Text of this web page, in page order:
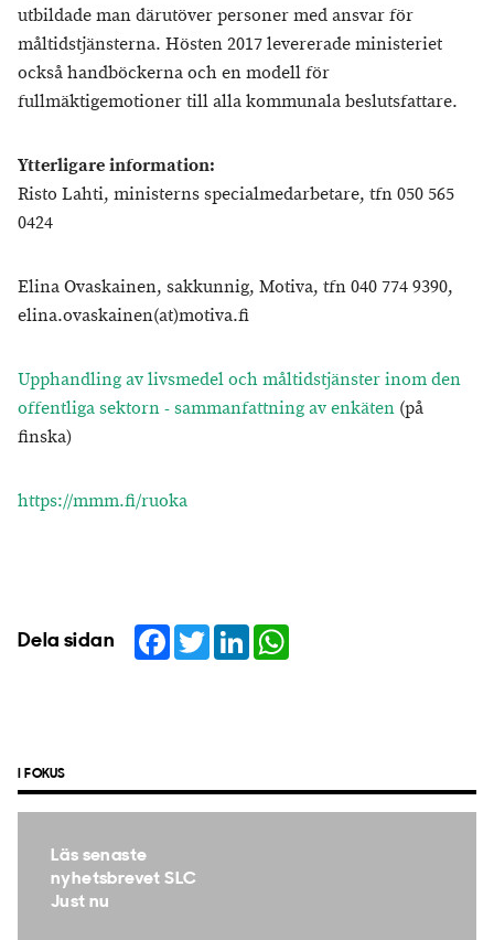
utbildade man därutöver personer med ansvar för
måltidstjänsterna. Hösten 2017 levererade ministeriet
också handböckerna och en modell för
fullmäktigemotioner till alla kommunala beslutsfattare.
Ytterligare information:
Risto Lahti, ministerns specialmedarbetare, tfn 050 565
0424
Elina Ovaskainen, sakkunnig, Motiva, tfn 040 774 9390,
elina.ovaskainen(at)motiva.fi
Upphandling av livsmedel och måltidstjänster inom den
offentliga sektorn - sammanfattning av enkäten (på
finska)
https://mmm.fi/ruoka
Dela sidan Facebook
TwitterLinkedIn
I FOKUS
Läs senaste
nyhetsbrevet SLC
Just nu